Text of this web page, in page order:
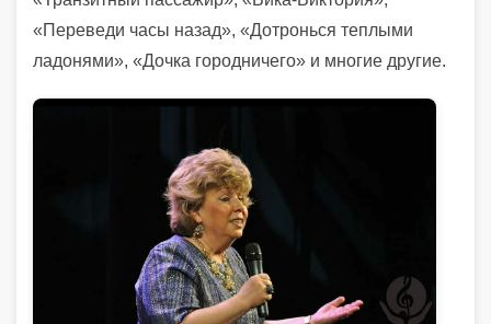
«Переведи часы назад», «Дотронься теплыми
ладонями», «Дочка городничего» и многие другие.